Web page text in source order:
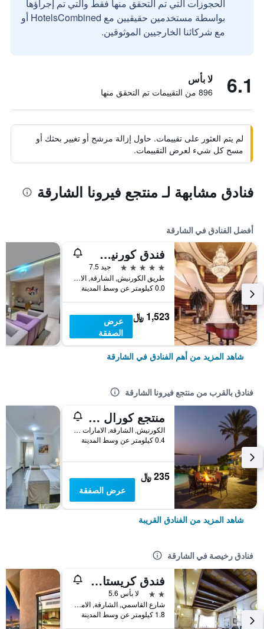
الحجوزات التي تم التحقق منها فقط والتي تم إجراؤها
بواسطة مستخدمين حقيقيين مع HotelsCombined أو
مع شركائنا الخارجيين الموثوقين.
6.1 لا بأس
896 من التقييمات تم التحقق منها
لم يتم العثور على تقييمات. حاول إزالة مرشح أو تغيير بحثك أو
مسح كل شيء لعرض التقييمات.
فنادق مشابهة لـ منتجع فيرونا الشارقة
أفضل الفنادق في الشارقة
فندق كورنيش الشارقة
5 نجوم
جيد 7.5
طريق الكورنيش, الشارقة, الامارات العربية المتحدة
0.0 كيلومتر عن وسط المدينة
1,523 ﷼
عرض
الصفقة
شاهد المزيد من أهم الفنادق في الشارقة
فنادق بالقرب من منتجع فيرونا الشارقة
منتجع كورال بيتش الشارقة
الكورنيش, الشارقة, الامارات العربية المتحدة
0.4 كيلومتر عن وسط المدينة
235 ﷼
عرض الصفقة
شاهد المزيد من الفنادق القريبة
فنادق رخيصة في الشارقة
فندق كريستال بلازا
2 نجمتين
لا بأس 5.6
شارع القاسمي, الشارقة, الامارات العربية المتحدة
1.8 كيلومتر عن وسط المدينة